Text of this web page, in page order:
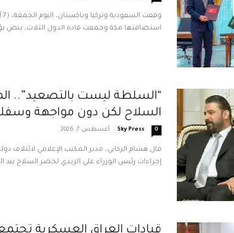
استضافتها مكة وجمعت قادة الدول الثلاث، بنص
“السلطة ليست بالتصعيد”..
السلاح لكن دون مواجهة
Sky Press
- أغسطس 7, 2026 0
قال هشام الركابي، مدير المكتب الإعلامي لائتلاف
إجراءات رئيس الوزراء علي الزيدي لحصر السلاح بيد
قيادات العراق العسكرية